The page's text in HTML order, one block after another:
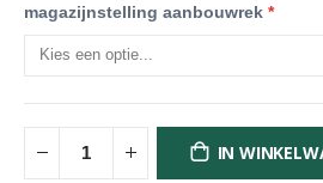
magazijnstelling aanbouwrek
IN